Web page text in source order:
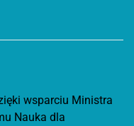
wsparciu Ministra
Nauka dla